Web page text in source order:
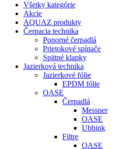
Všetky kategórie
Akcie
AQUAZ produkty
Čerpacia technika
Ponorné čerpadlá
Prietokové spínače
Spätné klapky
Jazierková technika
Jazierkové fólie
EPDM fólie
OASE
Čerpadlá
Messner
OASE
Ubbink
Filtre
OASE